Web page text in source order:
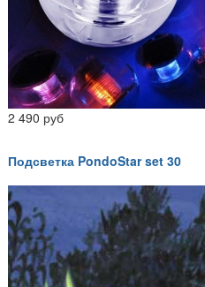
2 490 руб
Подсветка PondoStar set 30